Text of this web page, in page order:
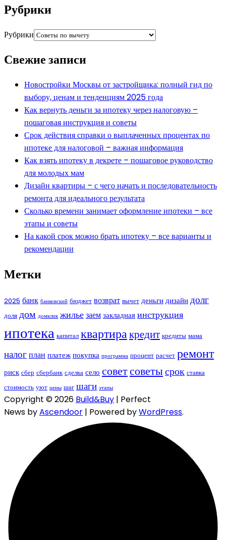
Рубрики
Рубрики
Свежие записи
Новостройки Москвы от застройщика: полный гид по
выбору, ценам и тенденциям 2025 года
Как вернуть деньги за ипотеку через налоговую –
пошаговая инструкция и советы
Срок действия справки о выплаченных процентах по
ипотеке для налоговой – важная информация
Как взять ипотеку в декрете – пошаговое руководство
для молодых мам
Дизайн квартиры – с чего начать и последовательность
ремонта для идеального результата
Сколько времени занимает оформление ипотеки – все
этапы и советы
На какой срок можно брать ипотеку – все варианты и
рекомендации
Метки
2025 банк банковский бюджет возврат вычет деньгидизайндолг
доля дом домклик жильезаемзакладнаяинструкция
ипотека капитал квартиракредит кредиты мама
налогплан платежпокупка программа процент расчет ремонт
риск сбер сбербанк сделка село советсоветысрок ставка
стоимость уют цены шаг шаги этапы
Copyright © 2026 Build&Buy | Perfect
News byAscendoor | Powered byWordPress.